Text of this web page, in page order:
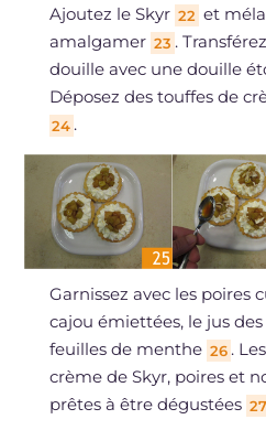
Ajoutez le Skyr 22 et
amalgamer 23 .
douille avec une douille
Déposez des touffes de
24 .
Garnissez avec les poires
cajou émiettées, le jus
feuilles de menthe 26 .
crème de Skyr, poires et
prêtes à être dégustées 27